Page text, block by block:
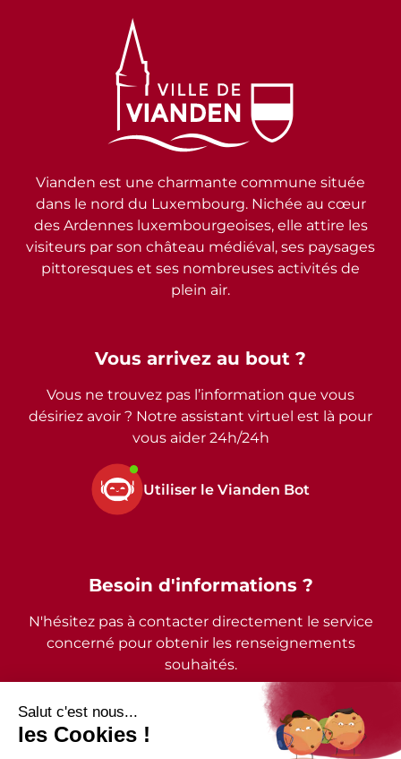
Vous arrivez au bout ?
Vous ne trouvez pas l’information que vous
désiriez avoir ? Notre assistant virtuel est là pour
vous aider 24h/24h
Utiliser le Vianden Bot
Vianden est une charmante commune située
dans le nord du Luxembourg. Nichée au cœur
des Ardennes luxembourgeoises, elle attire les
visiteurs par son château médiéval, ses paysages
pittoresques et ses nombreuses activités de
plein air.
Besoin d'informations ?
N'hésitez pas à contacter directement le service
concerné pour obtenir les renseignements
souhaités.
2026 - © Commune de Vianden - Tous droits réservés